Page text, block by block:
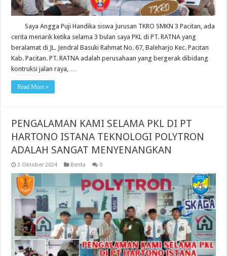
Saya Angga Puji Handika siswa Jurusan TKRO SMKN 3 Pacitan, ada
cerita menarik ketika selama 3 bulan saya PKL di PT. RATNA yang
beralamat di JL. Jendral Basuki Rahmat No. 67, Baleharjo Kec. Pacitan
Kab. Pacitan. PT. RATNA adalah perusahaan yang bergerak dibidang
kontruksi jalan raya, …
Read More »
PENGALAMAN KAMI SELAMA PKL DI PT
HARTONO ISTANA TEKNOLOGI POLYTRON
ADALAH SANGAT MENYENANGKAN
3 Oktober 2024 Berita 0